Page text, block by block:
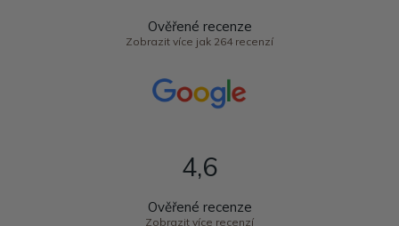
Ověřené recenze
Zobrazit více jak 264 recenzí
4,6
Ověřené recenze
Zobrazit více recenzí